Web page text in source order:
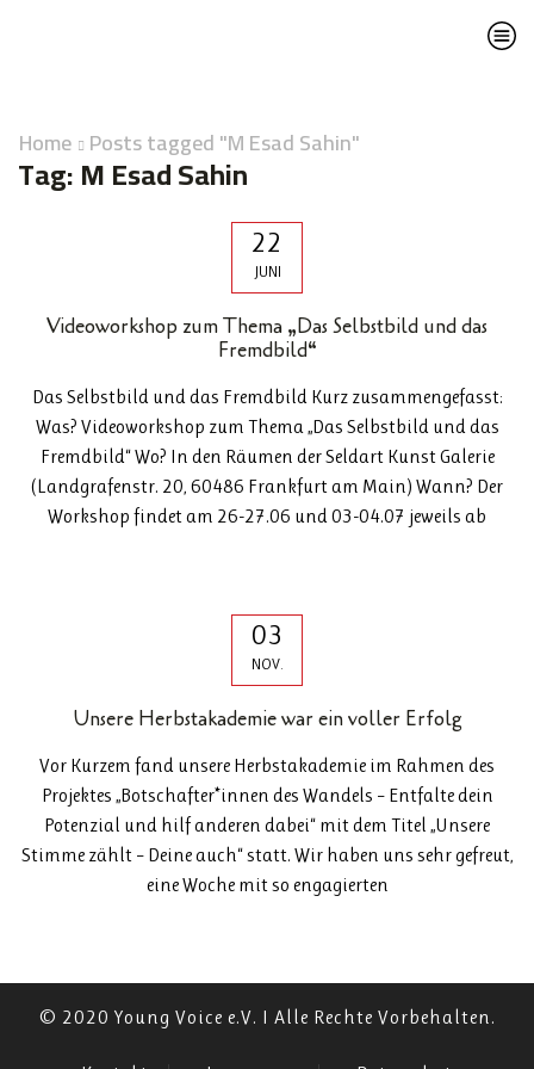
Home Posts tagged "M Esad Sahin"
Tag: M Esad Sahin
22
JUNI
Videoworkshop zum Thema „Das Selbstbild und das
Fremdbild“
Das Selbstbild und das Fremdbild Kurz zusammengefasst:
Was? Videoworkshop zum Thema „Das Selbstbild und das
Fremdbild“ Wo? In den Räumen der Seldart Kunst Galerie
(Landgrafenstr. 20, 60486 Frankfurt am Main) Wann? Der
Workshop findet am 26-27.06 und 03-04.07 jeweils ab
03
NOV.
Unsere Herbstakademie war ein voller Erfolg
Vor Kurzem fand unsere Herbstakademie im Rahmen des
Projektes „Botschafter*innen des Wandels – Entfalte dein
Potenzial und hilf anderen dabei“ mit dem Titel „Unsere
Stimme zählt – Deine auch“ statt. Wir haben uns sehr gefreut,
eine Woche mit so engagierten
© 2020 Young Voice e.V. I Alle Rechte Vorbehalten.